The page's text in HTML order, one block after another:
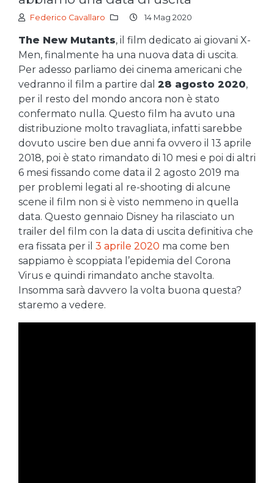
Federico Cavallaro 14 Mag 2020
The New Mutants, il film dedicato ai giovani X-
Men, finalmente ha una nuova data di uscita.
Per adesso parliamo dei cinema americani che
vedranno il film a partire dal 28 agosto 2020,
per il resto del mondo ancora non è stato
confermato nulla. Questo film ha avuto una
distribuzione molto travagliata, infatti sarebbe
dovuto uscire ben due anni fa ovvero il 13 aprile
2018, poi è stato rimandato di 10 mesi e poi di altri
6 mesi fissando come data il 2 agosto 2019 ma
per problemi legati al re-shooting di alcune
scene il film non si è visto nemmeno in quella
data. Questo gennaio Disney ha rilasciato un
trailer del film con la data di uscita definitiva che
era fissata per il 3 aprile 2020 ma come ben
sappiamo è scoppiata l’epidemia del Corona
Virus e quindi rimandato anche stavolta.
Insomma sarà davvero la volta buona questa?
staremo a vedere.